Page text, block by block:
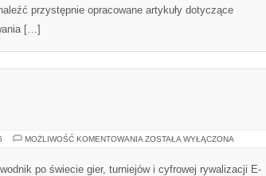
przystępnie opracowane artykuły dotyczące
[…]
MOŻLIWOŚĆ KOMENTOWANIA GRY
ZOSTAŁA WYŁĄCZONA
po świecie gier, turniejów i cyfrowej rywalizacji E-